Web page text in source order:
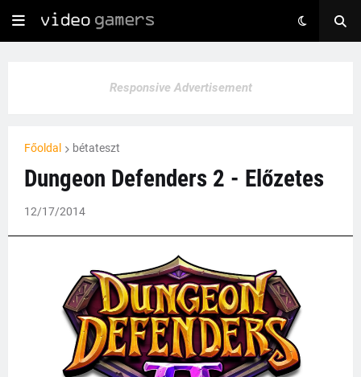
Responsive Advertisement
Főoldal bétateszt
Dungeon Defenders 2 - Előzetes
12/17/2014